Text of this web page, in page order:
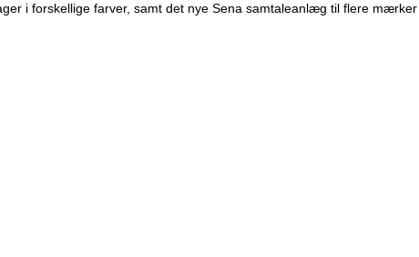
i forskellige farver, samt det nye Sena samtaleanlæg til flere mærker